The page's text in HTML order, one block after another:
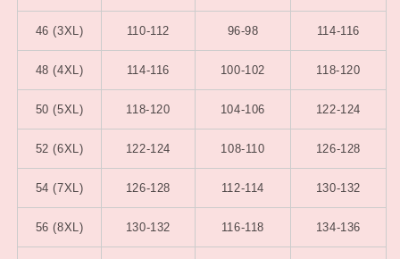
46 (3XL) 110-112 96-98 114-116
48 (4XL) 114-116 100-102 118-120
50 (5XL) 118-120 104-106 122-124
52 (6XL) 122-124 108-110 126-128
54 (7XL) 126-128 112-114 130-132
56 (8XL) 130-132 116-118 134-136